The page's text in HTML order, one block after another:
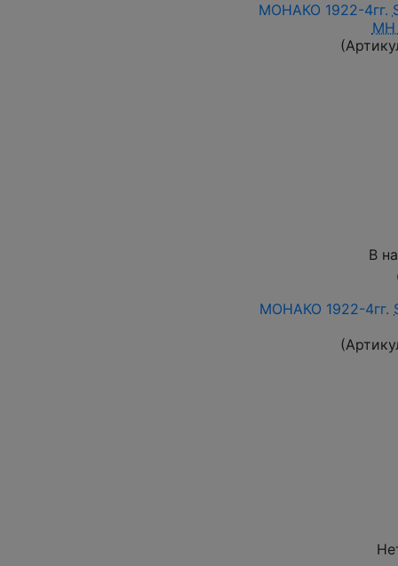
МОНАКО 1922-4гг.
В
МОНАКО 1922-4гг.